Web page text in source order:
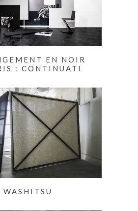
EN NOIR
: CONTINUATI
WASHITSU